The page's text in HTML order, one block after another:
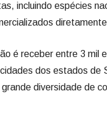
incluindo espécies
é receber entre 3 mil
dos estados de
diversidade de